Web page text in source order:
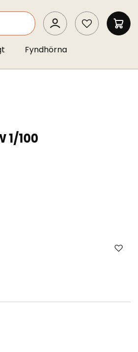
SEARCH
MIN
Fyndhörna
1/100